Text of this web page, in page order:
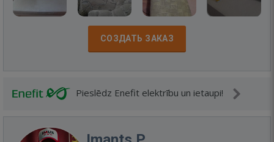
СОЗДАТЬ ЗАКАЗ
Pieslēdz Enefit elektrību un ietaupi!